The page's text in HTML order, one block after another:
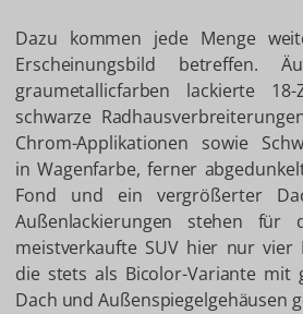
Dazu kommen jede Menge
Erscheinungsbild betreffen.
graumetallicfarben lackierte 18-
schwarze
Chrom-Applikationen sowie
in Wagenfarbe, ferner
Fond und ein vergrößerter
Außenlackierungen stehen für
meistverkaufte SUV hier nur vier
die stets als Bicolor-Variante mit
Dach und Außenspiegelgehäusen